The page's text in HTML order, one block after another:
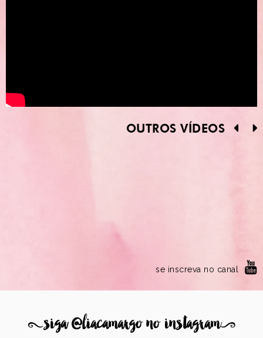
OUTROS VÍDEOS
se inscreva no canal
8siga @liacamargo no instagram9